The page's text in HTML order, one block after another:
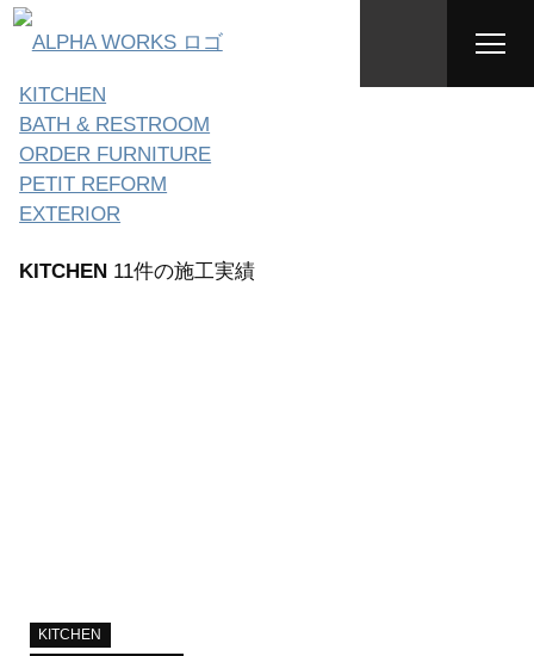
WORKS
ALL
KITCHEN
BATH & RESTROOM
ORDER FURNITURE
PETIT REFORM
EXTERIOR
KITCHEN 11件の施工実績
KITCHEN